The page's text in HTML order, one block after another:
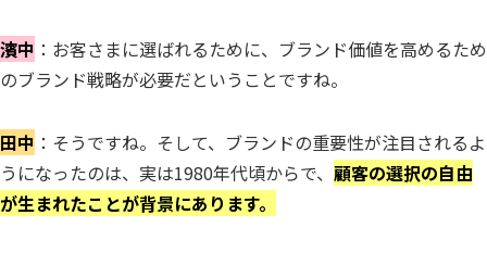
濱中 ：お客さまに選ばれるために、ブランド価値を高めるため
のブランド戦略が必要だということですね。
田中 ：そうですね。そして、ブランドの重要性が注目されるよ
うになったのは、実は1980年代頃からで、 顧客の選択の自由
が生まれたことが背景にあります。